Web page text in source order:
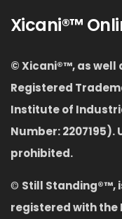
Xicani®™
© Xicani®™,as well
Registered
Institute of
Number:
prohibited.
© Still Standing®™,
registered with